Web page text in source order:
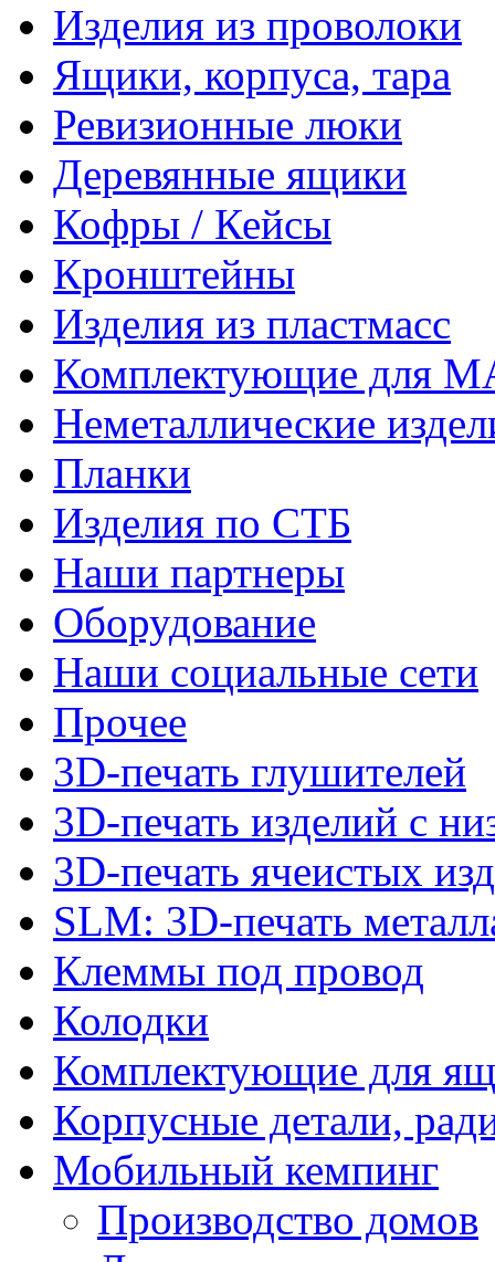
Изделия из проволоки
Ящики, корпуса, тара
Ревизионные люки
Деревянные ящики
Кофры / Кейсы
Кронштейны
Изделия из пластмасс
Комплектующие для
Неметаллические
Планки
Изделия по СТБ
Наши партнеры
Оборудование
Наши социальные сети
Прочее
3D-печать глушителей
3D-печать изделий с
3D-печать ячеистых
SLM: 3D-печать
Клеммы под провод
Колодки
Комплектующие для
Корпусные детали,
Мобильный кемпинг
Производство домов